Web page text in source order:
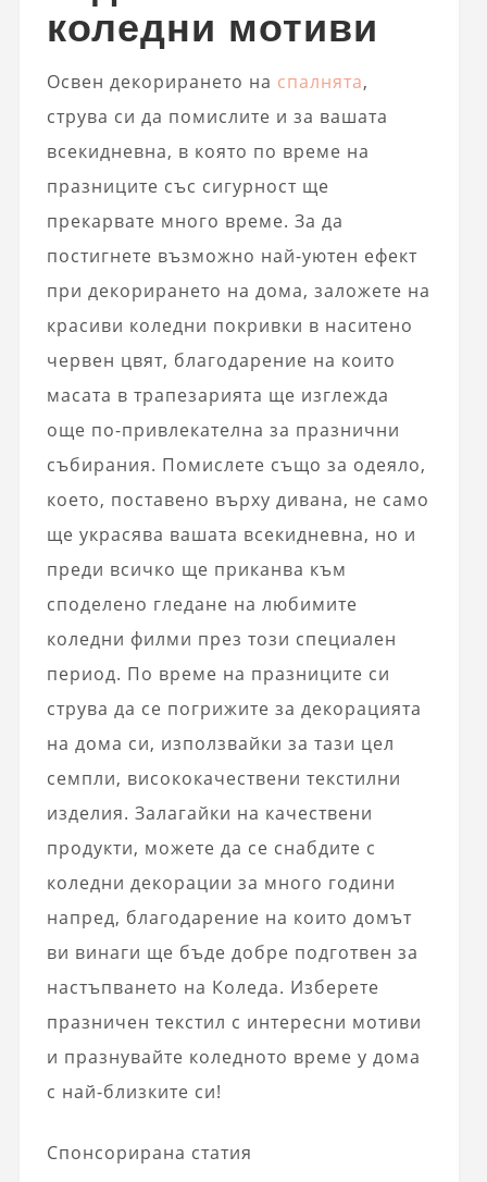
коледни мотиви
Освен декорирането на спалнята,
струва си да помислите и за вашата
всекидневна, в която по време на
празниците със сигурност ще
прекарвате много време. За да
постигнете възможно най-уютен ефект
при декорирането на дома, заложете на
красиви коледни покривки в наситено
червен цвят, благодарение на които
масата в трапезарията ще изглежда
още по-привлекателна за празнични
събирания. Помислете също за одеяло,
което, поставено върху дивана, не само
ще украсява вашата всекидневна, но и
преди всичко ще приканва към
споделено гледане на любимите
коледни филми през този специален
период. По време на празниците си
струва да се погрижите за декорацията
на дома си, използвайки за тази цел
семпли, висококачествени текстилни
изделия. Залагайки на качествени
продукти, можете да се снабдите с
коледни декорации за много години
напред, благодарение на които домът
ви винаги ще бъде добре подготвен за
настъпването на Коледа. Изберете
празничен текстил с интересни мотиви
и празнувайте коледното време у дома
с най-близките си!
Спонсорирана статия